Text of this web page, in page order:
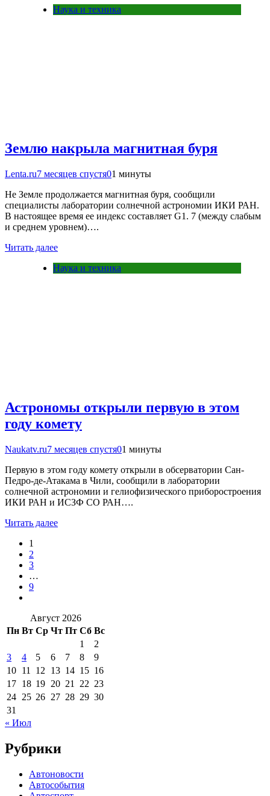
Наука и техника
Землю накрыла магнитная буря
Lenta.ru7 месяцев спустя01 минуты
Не Земле продолжается магнитная буря, сообщили
специалисты лаборатории солнечной астрономии ИКИ РАН.
В настоящее время ее индекс составляет G1. 7 (между слабым
и среднем уровнем)….
Читать далее
Наука и техника
Астрономы открыли первую в этом
году комету
Naukatv.ru7 месяцев спустя01 минуты
Первую в этом году комету открыли в обсерватории Сан-
Педро-де-Атакама в Чили, сообщили в лаборатории
солнечной астрономии и гелиофизического приборостроения
ИКИ РАН и ИСЗФ СО РАН….
Читать далее
1
2
3
…
9
Август 2026
Пн Вт Ср Чт Пт Сб Вс
1
2
3
4 5 6 7 8
9
10 11 12 13 14 15 16
17 18 19 20 21 22 23
24 25 26 27 28 29 30
31
« Июл
Рубрики
Автоновости
Автособытия